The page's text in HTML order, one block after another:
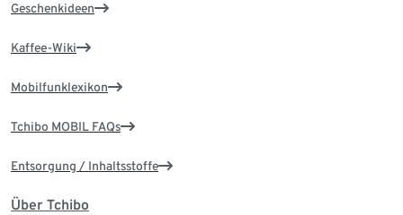
Geschenkideen
Kaffee-Wiki
Mobilfunklexikon
Tchibo MOBIL FAQs
Entsorgung / Inhaltsstoffe
Über Tchibo